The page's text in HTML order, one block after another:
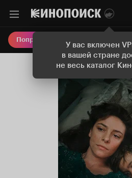
У вас включен
в вашей стране
не весь каталог
Попробовать Плюс